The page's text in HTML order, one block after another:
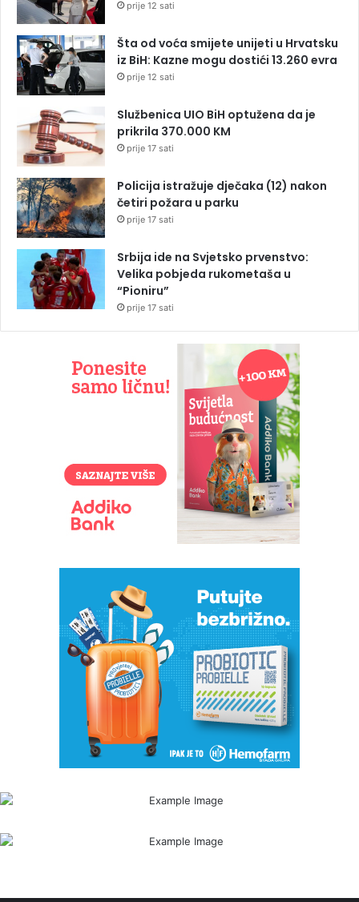
prije 12 sati
Šta od voća smijete unijeti u Hrvatsku
iz BiH: Kazne mogu dostići 13.260 evra
prije 12 sati
Službenica UIO BiH optužena da je
prikrila 370.000 KM
prije 17 sati
Policija istražuje dječaka (12) nakon
četiri požara u parku
prije 17 sati
Srbija ide na Svjetsko prvenstvo:
Velika pobjeda rukometaša u
“Pioniru”
prije 17 sati